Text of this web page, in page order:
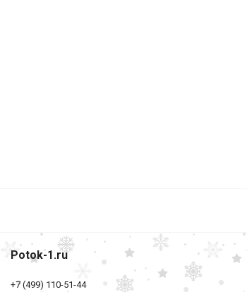
Potok-1.ru
+7 (499) 110-51-44